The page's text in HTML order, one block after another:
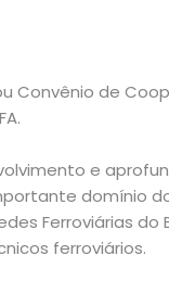
Convênio de
e
domínio
Ferroviárias do
ferroviários.